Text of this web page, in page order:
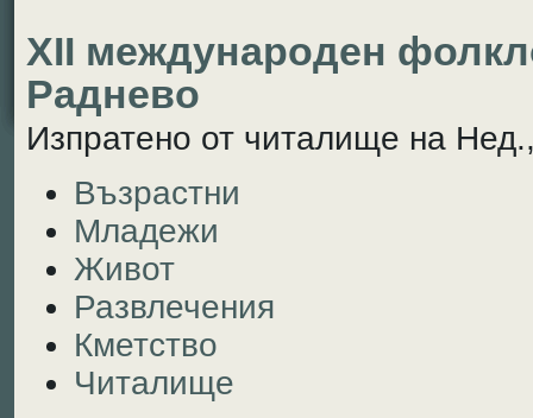
ХІІ международен
Раднево
Изпратено от читалище на
Възрастни
Младежи
Живот
Развлечения
Кметство
Читалище